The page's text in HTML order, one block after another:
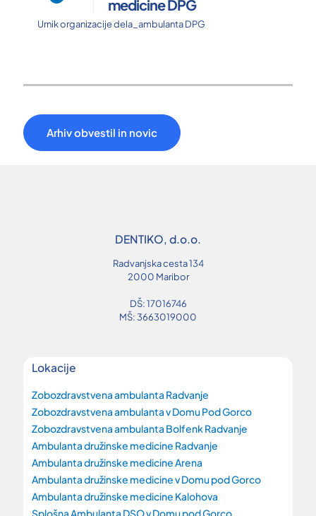
medicine DPG
Urnik organizacije dela_ambulanta DPG
Arhiv obvestil in novic
DENTIKO, d.o.o.
Radvanjska cesta 134
2000 Maribor
DŠ: 17016746
MŠ: 3663019000
Lokacije
Zobozdravstvena ambulanta Radvanje
Zobozdravstvena ambulanta v Domu Pod Gorco
Zobozdravstvena ambulanta Bolfenk Radvanje
Ambulanta družinske medicine Radvanje
Ambulanta družinske medicine Arena
Ambulanta družinske medicine v Domu pod Gorco
Ambulanta družinske medicine Kalohova
Splošna Ambulanta DSO v Domu pod Gorco